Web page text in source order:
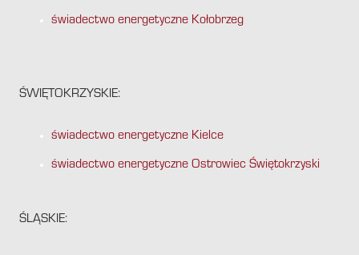
świadectwo energetyczne Kołobrzeg
ŚWIĘTOKRZYSKIE:
świadectwo energetyczne Kielce
świadectwo energetyczne Ostrowiec Świętokrzyski
ŚLĄSKIE: